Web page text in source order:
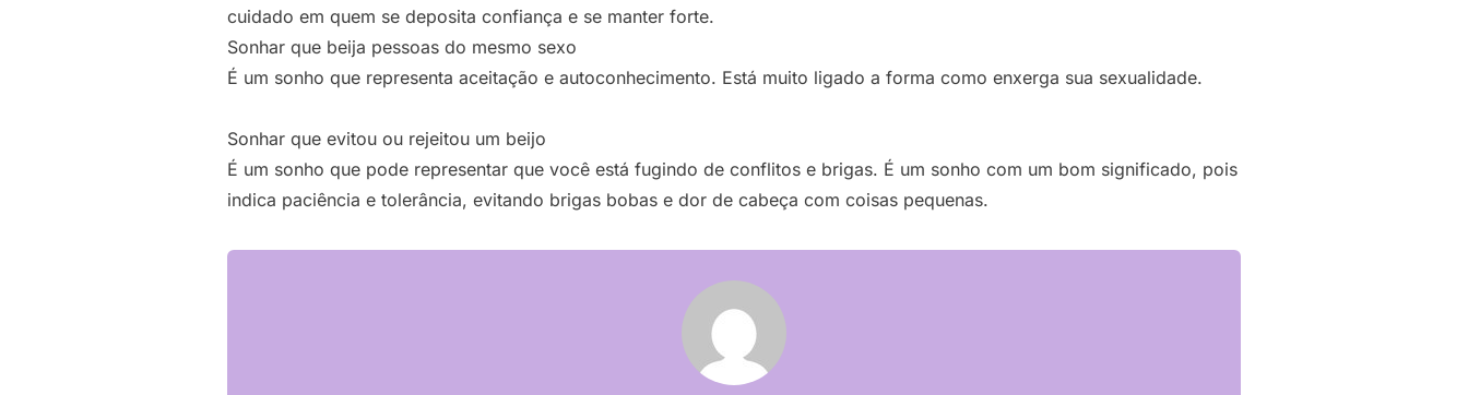
cuidado em quem se deposita confiança e se manter forte.
Sonhar que beija pessoas do mesmo sexo
É um sonho que representa aceitação e autoconhecimento. Está muito ligado a forma como enxerga sua sexualidade.
Sonhar que evitou ou rejeitou um beijo
É um sonho que pode representar que você está fugindo de conflitos e brigas. É um sonho com um bom significado, pois
indica paciência e tolerância, evitando brigas bobas e dor de cabeça com coisas pequenas.